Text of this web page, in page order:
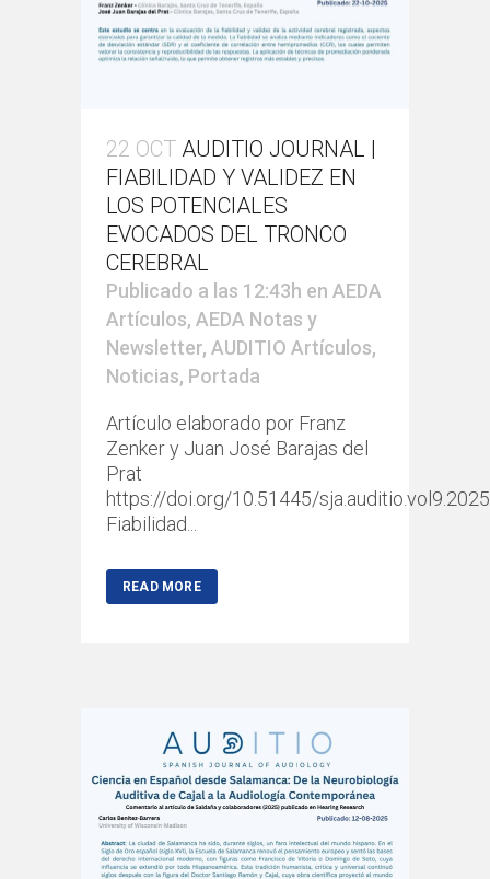
22 OCT AUDITIO JOURNAL |
FIABILIDAD Y VALIDEZ EN
LOS POTENCIALES
EVOCADOS DEL TRONCO
CEREBRAL
Publicado a las 12:43h en AEDA
Artículos, AEDA Notas y
Newsletter, AUDITIO Artículos,
Noticias, Portada
Artículo elaborado por Franz
Zenker y Juan José Barajas del
Prat
https://doi.org/10.51445/
Fiabilidad...
READ MORE